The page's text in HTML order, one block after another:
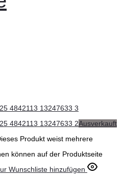
Ausverkauft
Produkt weist mehrere
können auf der Produktseite
Wunschliste hinzufügen